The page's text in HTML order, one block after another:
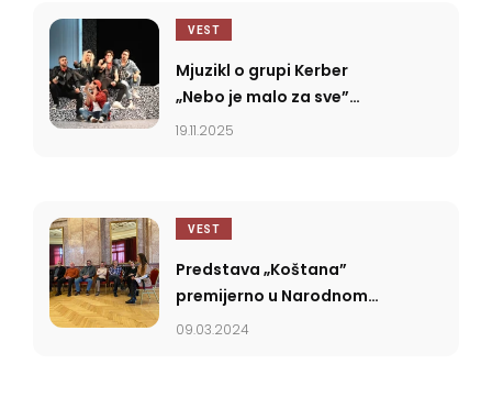
VEST
Mjuzikl o grupi Kerber
„Nebo je malo za sve”
premijerno u Nišu
19.11.2025
VEST
Predstava „Koštana”
premijerno u Narodnom
pozorištu Niš
09.03.2024